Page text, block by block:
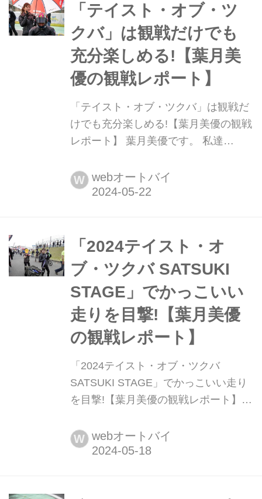
までどこの店舗も品切れだったので、
もうしばらく行っていないです......。
ニンニクなし餃子、人気なのですか
ね? 最近、サーキットばか...
「テイスト・オブ・ツ
クバ」は観戦だけでも
充分楽しめる!【葉月美
優の観戦レポート】
「テイスト・オブ・ツクバ」は観戦だ
けでも充分楽しめる!【葉月美優の観戦
レポート】 葉月美優です。 私達
LIVE〜のウェルカムアクトの出演が決
定しました。とても楽しみです♡ さ
イクウエアメーカー"KADOYA"の深野
社長が今回もテイストオブツク...
W webオートバイ
「2024テイスト・オ
ブ・ツクバ SATSUKI
STAGE」でかっこいい
走りを目撃!【葉月美優
の観戦レポート】
「2024テイスト・オブ・ツクバ
SATSUKI STAGE」でかっこいい走り
を目撃!【葉月美優の観戦レポート】
で、何を作っても美味しいのですが、
中でも春巻きは格別でそれ以上の春巻
W webオートバイ